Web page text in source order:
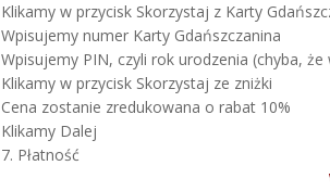
Klikamy w przycisk Skorzystaj z Karty
Wpisujemy numer Karty Gdańszczanina
Wpisujemy PIN, czyli rok urodzenia (chyba,
Klikamy w przycisk Skorzystaj ze zniżki
Cena zostanie zredukowana o rabat 10%
Klikamy Dalej
7. Płatność